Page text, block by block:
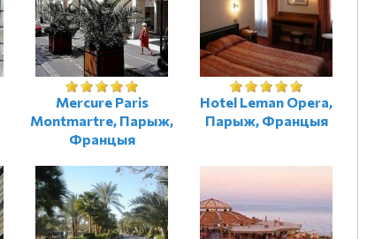
Mercure Paris
Montmartre, Парыж,
Францыя
Hotel Leman Opera,
Парыж, Францыя